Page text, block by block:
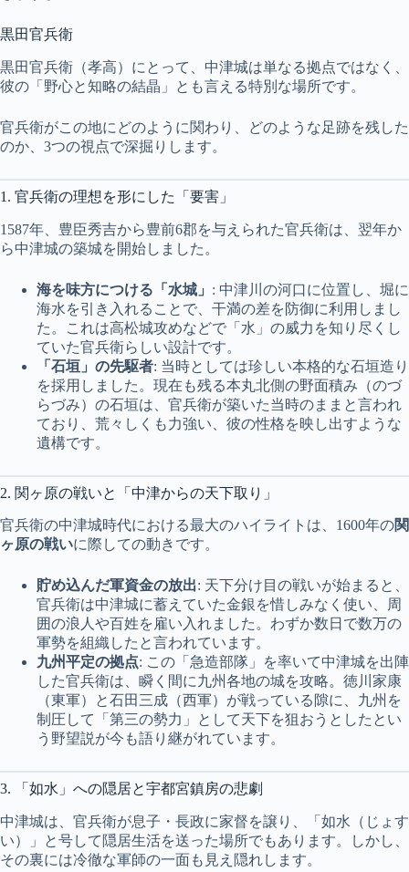
黒田官兵衛
黒田官兵衛（孝高）にとって、中津城は単なる拠点ではなく、
彼の「野心と知略の結晶」とも言える特別な場所です。
官兵衛がこの地にどのように関わり、どのような足跡を残した
のか、3つの視点で深掘りします。
1. 官兵衛の理想を形にした「要害」
1587年、豊臣秀吉から豊前6郡を与えられた官兵衛は、翌年か
ら中津城の築城を開始しました。
海を味方につける「水城」 : 中津川の河口に位置し、堀に
海水を引き入れることで、干満の差を防御に利用しまし
た。これは高松城攻めなどで「水」の威力を知り尽くし
ていた官兵衛らしい設計です。
「石垣」の先駆者: 当時としては珍しい本格的な石垣造り
を採用しました。現在も残る本丸北側の野面積み（のづ
らづみ）の石垣は、官兵衛が築いた当時のままと言われ
ており、荒々しくも力強い、彼の性格を映し出すような
遺構です。
2. 関ヶ原の戦いと「中津からの天下取り」
官兵衛の中津城時代における最大のハイライトは、1600年の関
ヶ原の戦いに際しての動きです。
貯め込んだ軍資金の放出: 天下分け目の戦いが始まると、
官兵衛は中津城に蓄えていた金銀を惜しみなく使い、周
囲の浪人や百姓を雇い入れました。わずか数日で数万の
軍勢を組織したと言われています。
九州平定の拠点: この「急造部隊」を率いて中津城を出陣
した官兵衛は、瞬く間に九州各地の城を攻略。徳川家康
（東軍）と石田三成（西軍）が戦っている隙に、九州を
制圧して「第三の勢力」として天下を狙おうとしたとい
う野望説が今も語り継がれています。
3. 「如水」への隠居と宇都宮鎮房の悲劇
中津城は、官兵衛が息子・長政に家督を譲り、「如水（じょす
い）」と号して隠居生活を送った場所でもあります。しかし、
その裏には冷徹な軍師の一面も見え隠れします。